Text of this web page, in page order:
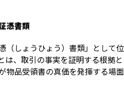
憑書類
（しょうひょう）書類」として位
は、取引の事実を証明する根拠と
物品受領書の真価を発揮する場面